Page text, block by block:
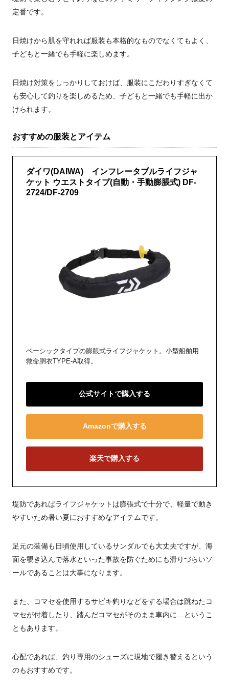
定番です。
日焼けから肌を守れれば服装も本格的なものでなくてもよく、
子どもと一緒でも手軽に楽しめます。
日焼け対策をしっかりしておけば、服装にこだわりすぎなくて
も安心して釣りを楽しめるため、子どもと一緒でも手軽に出か
けられます。
おすすめの服装とアイテム
ダイワ(DAIWA) インフレータブルライフジャ
ケット ウエストタイプ(自動・手動膨脹式) DF-
2724/DF-2709
ベーシックタイプの膨脹式ライフジャケット。小型船舶用
救命胴衣TYPE-A取得。
公式サイトで購入する
Amazonで購入する
楽天で購入する
堤防であればライフジャケットは膨張式で十分で、軽量で動き
やすいため暑い夏におすすめなアイテムです。
足元の装備も日頃使用しているサンダルでも大丈夫ですが、海
面を覗き込んで落水といった事故を防ぐためにも滑りづらいソ
ールであることは大事になります。
また、コマセを使用するサビキ釣りなどをする場合は跳ねたコ
マセが付着したり、踏んだコマセがそのまま車内に…というこ
ともあります。
心配であれば、釣り専用のシューズに現地で履き替えるという
のもおすすめです。